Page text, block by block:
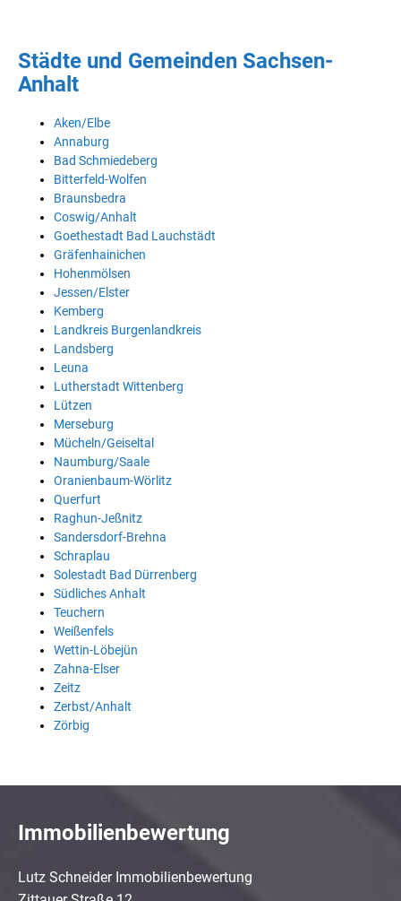
Städte und Gemeinden Sachsen-
Anhalt
Aken/Elbe
Annaburg
Bad Schmiedeberg
Bitterfeld-Wolfen
Braunsbedra
Coswig/Anhalt
Goethestadt Bad Lauchstädt
Gräfenhainichen
Hohenmölsen
Jessen/Elster
Kemberg
Landkreis Burgenlandkreis
Landsberg
Leuna
Lutherstadt Wittenberg
Lützen
Merseburg
Mücheln/Geiseltal
Naumburg/Saale
Oranienbaum-Wörlitz
Querfurt
Raghun-Jeßnitz
Sandersdorf-Brehna
Schraplau
Solestadt Bad Dürrenberg
Südliches Anhalt
Teuchern
Weißenfels
Wettin-Löbejün
Zahna-Elser
Zeitz
Zerbst/Anhalt
Zörbig
Immobilienbewertung
Lutz Schneider Immobilienbewertung